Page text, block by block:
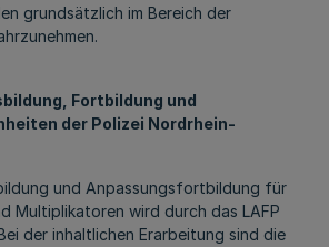
grundsätzlich im Bereich der
Fortbildung und
der Polizei Nordrhein-
und Anpassungsfortbildung für
Multiplikatoren wird durch das LAFP
der inhaltlichen Erarbeitung sind die